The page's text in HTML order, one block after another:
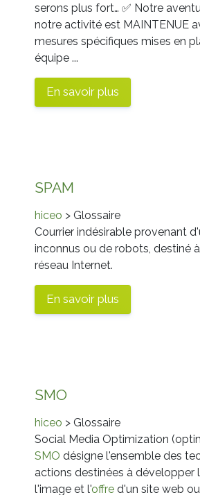
serons plus fort… ✅ Notre
notre activité est MAINTENUE
mesures spécifiques mises en
équipe ...
En savoir plus
SPAM
hiceo > Glossaire
Courrier indésirable provenant
inconnus ou de robots, destiné
réseau Internet.
En savoir plus
SMO
hiceo > Glossaire
Social Media Optimization
SMO désigne l'ensemble des
actions destinées à développer
l'image et l'offre d'un site web